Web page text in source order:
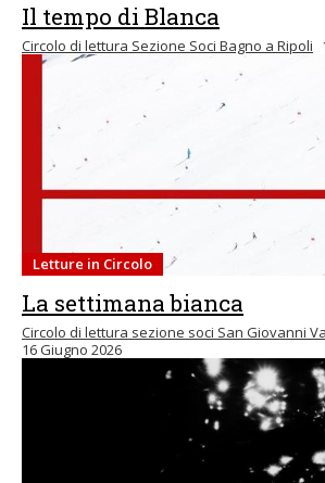
Il tempo di Blanca
Circolo di lettura Sezione Soci Bagno a Ripoli
Letture in Circolo
La settimana bianca
Circolo di lettura sezione soci San Giovanni
16 Giugno 2026